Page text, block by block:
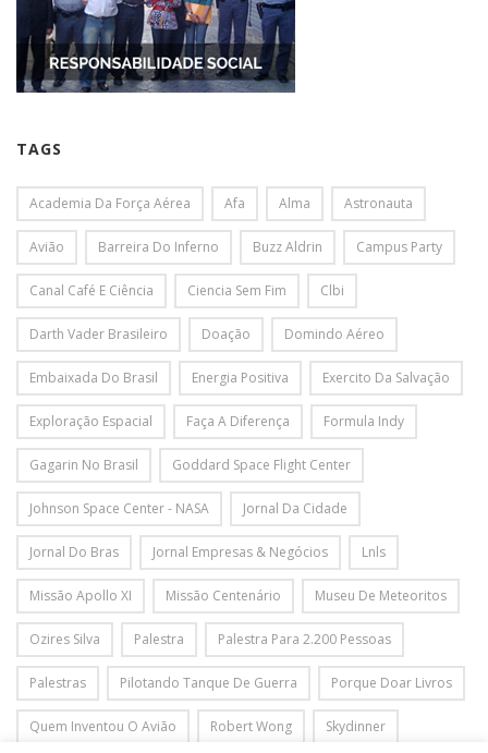
TAGS
Academia Da Força Aérea Afa Alma Astronauta
Avião Barreira Do Inferno Buzz Aldrin Campus Party
Canal Café E Ciência Ciencia Sem Fim Clbi
Darth Vader Brasileiro Doação Domindo Aéreo
Embaixada Do Brasil Energia Positiva Exercito Da Salvação
Exploração Espacial Faça A Diferença Formula Indy
Gagarin No Brasil Goddard Space Flight Center
Johnson Space Center - NASA Jornal Da Cidade
Jornal Do Bras Jornal Empresas & Negócios Lnls
Missão Apollo XI Missão Centenário Museu De Meteoritos
Ozires Silva Palestra Palestra Para 2.200 Pessoas
Palestras Pilotando Tanque De Guerra Porque Doar Livros
Quem Inventou O Avião Robert Wong Skydinner